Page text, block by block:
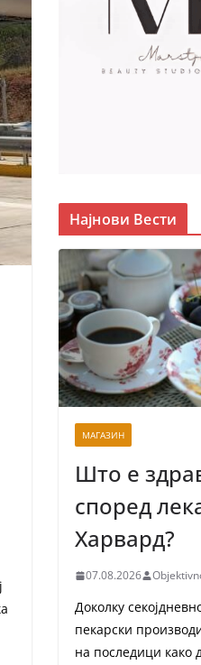
Најнови Вести
МАГАЗИН
Што е
според
Харвард?
07.08.2026
Доколку
пекарски
на последици како